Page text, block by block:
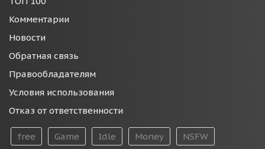
Комментарии
Новости
Обратная связь
Правообладателям
Условия использования
Отказ от ответственности
free Game Idle Money NSFW